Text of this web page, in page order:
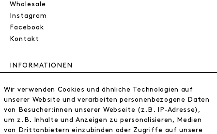
Wholesale
Instagram
Facebook
Kontakt
INFORMATIONEN
Zahlungsinformationen
Versand
Retoure
Wir verwenden Cookies und ähnliche Technologien auf
unserer Website und verarbeiten personenbezogene Daten
von Besucher:innen unserer Webseite (z.B. IP-Adresse),
um z.B. Inhalte und Anzeigen zu personalisieren, Medien
von Drittanbietern einzubinden oder Zugriffe auf unsere